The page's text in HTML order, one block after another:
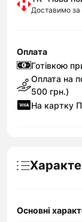
Доставимо за
Оплата
Готівкою
Оплата на
500 грн.)
На картку
Основні